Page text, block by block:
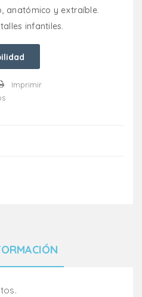
anatómico y extraíble.
infantiles.
Imprimir